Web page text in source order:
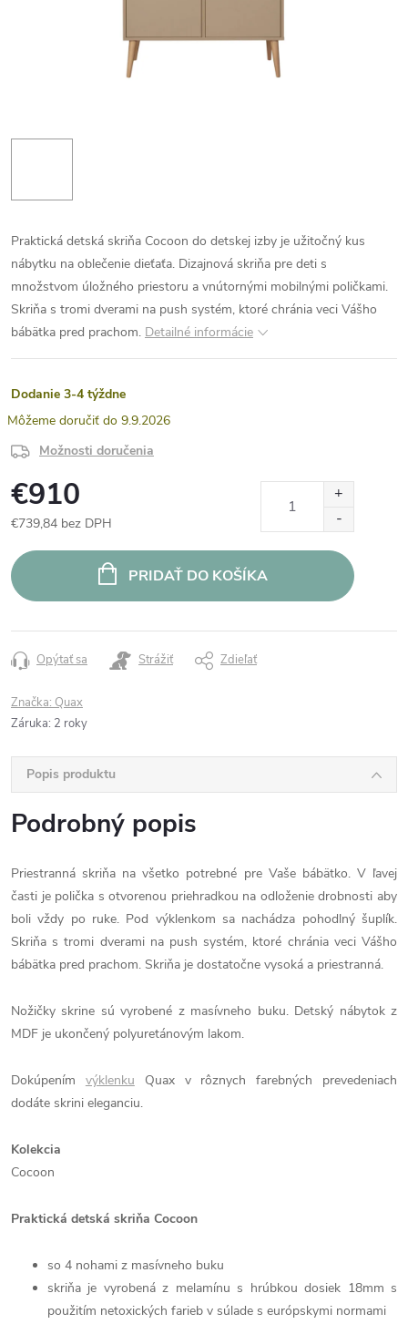
Praktická detská skriňa Cocoon do detskej izby je užitočný kus
nábytku na oblečenie dieťaťa. Dizajnová skriňa pre deti s
množstvom úložného priestoru a vnútornými mobilnými poličkami.
Skriňa s tromi dverami na push systém, ktoré chránia veci Vášho
bábätka pred prachom. Detailné informácie
Dodanie 3-4 týždne
9.9.2026
Možnosti doručenia
€910
€739,84 bez DPH
cena:
PRIDAŤ DO KOŠÍKA
Opýtať sa Strážiť Zdieľať
Značka: Quax
Záruka: 2 roky
Popis produktu
Podrobný popis
Priestranná skriňa na všetko potrebné pre Vaše bábätko. V ľavej
časti je polička s otvorenou priehradkou na odloženie drobnosti aby
boli vždy po ruke. Pod výklenkom sa nachádza pohodlný šuplík.
Skriňa s tromi dverami na push systém, ktoré chránia veci Vášho
bábätka pred prachom. Skriňa je dostatočne vysoká a priestranná.
Nožičky skrine sú vyrobené z masívneho buku. Detský nábytok z
MDF je ukončený polyuretánovým lakom.
Dokúpením výklenku Quax v rôznych farebných prevedeniach
dodáte skrini eleganciu.
Kolekcia
Cocoon
Praktická detská skriňa Cocoon
so 4 nohami z masívneho buku
skriňa je vyrobená z melamínu s hrúbkou dosiek 18mm s
použitím netoxických farieb v súlade s európskymi normami